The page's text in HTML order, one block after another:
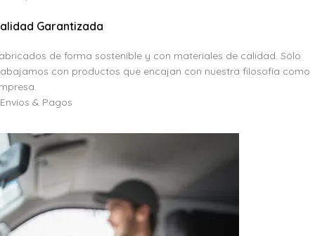
Garantizada
de forma sostenible y con materiales de calidad. Sólo
con productos que encajan con nuestra filosofía como
Envíos & Pagos